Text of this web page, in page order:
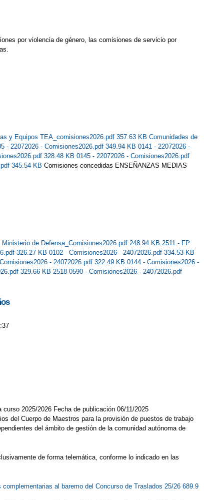
por violencia de género, las comisiones de servicio por
y Equipos TEA_comisiones2026.pdf 357.63 KB Comunidades de
- 22072026 - Comisiones2026.pdf 349.94 KB 0141 - 22072026 -
328.48 KB 0145 - 22072026 - Comisiones2026.pdf
345.54 KB Comisiones concedidas ENSEÑANZAS MEDIAS
de Defensa_Comisiones2026.pdf 248.94 KB 2511 - FP
326.27 KB 0102 - Comisiones2026 - 24072026.pdf 334.53 KB
- 24072026.pdf 322.49 KB 0144 - Comisiones2026 -
329.66 KB 2518 0590 - Comisiones2026 - 24072026.pdf
2025/2026 Fecha de publicación 06/11/2025
del Cuerpo de Maestros para la provisión de puestos de trabajo
del ámbito de gestión de la comunidad autónoma de
de forma telemática, conforme lo indicado en las
complementarias al baremo del Concurso de Traslados 25/26 689.9